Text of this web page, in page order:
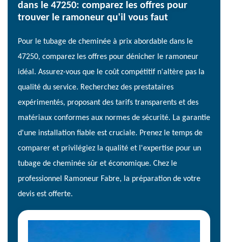
dans le 47250: comparez les offres pour
trouver le ramoneur qu'il vous faut
Pour le tubage de cheminée à prix abordable dans le
47250, comparez les offres pour dénicher le ramoneur
idéal. Assurez-vous que le coût compétitif n'altère pas la
qualité du service. Recherchez des prestataires
expérimentés, proposant des tarifs transparents et des
matériaux conformes aux normes de sécurité. La garantie
d'une installation fiable est cruciale. Prenez le temps de
comparer et privilégiez la qualité et l'expertise pour un
tubage de cheminée sûr et économique. Chez le
professionnel Ramoneur Fabre, la préparation de votre
devis est offerte.